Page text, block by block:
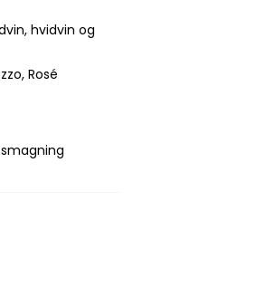
hvidvin og
Rosé